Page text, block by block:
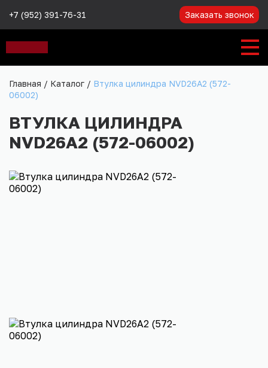
+7 (952) 391-76-31 Заказать звонок
Главная / Каталог / Втулка цилиндра NVD26A2 (572-
06002)
ВТУЛКА ЦИЛИНДРА
NVD26A2 (572-06002)